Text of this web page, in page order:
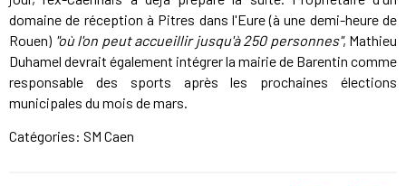
domaine de réception à Pitres dans l'Eure (à une demi-heure de
Rouen) "où l'on peut accueillir jusqu'à 250 personnes", Mathieu
Duhamel devrait également intégrer la mairie de Barentin comme
responsable des sports après les prochaines élections
municipales du mois de mars.
Catégories: SM Caen